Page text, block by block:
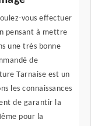
vous effectuer
pensant à mettre
une très bonne
de
Tarnaise est un
les connaissances
de garantir la
pour la